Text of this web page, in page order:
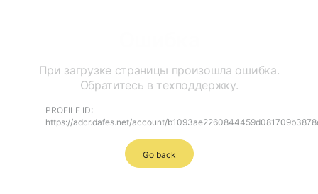
При загрузке страницы произошла ошибка.
Обратитесь в техподдержку.
PROFILE ID:
https://adcr.dafes.net/account/
Go back